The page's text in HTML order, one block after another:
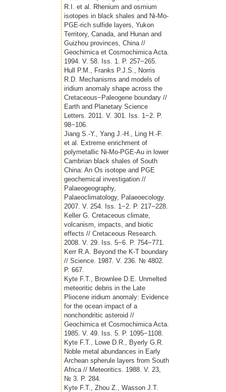
R.I. et al. Rhenium and osmium
isotopes in black shales and Ni-Mo-
PGE-rich sulfide layers, Yukon
Territory, Canada, and Hunan and
Guizhou provinces, China //
Geochimica et Cosmochimica Acta.
1994. V. 58. Iss. 1. P. 257−265.
Hull P.M., Franks P.J.S., Norris
R.D. Mechanisms and models of
iridium anomaly shape across the
Cretaceous−Paleogene boundary //
Earth and Planetary Science
Letters. 2011. V. 301. Iss. 1−2. P.
98−106.
Jiang S.-Y., Yang J.-H., Ling H.-F.
et al. Extreme enrichment of
polymetallic Ni-Mo-PGE-Au in lower
Cambrian black shales of South
China: An Os isotope and PGE
geochemical investigation //
Palaeogeography,
Palaeoclimatology, Palaeoecology.
2007. V. 254. Iss. 1−2. P. 217−228.
Keller G. Cretaceous climate,
volcanism, impacts, and biotic
effects // Cretaceous Research.
2008. V. 29. Iss. 5−6. P. 754−771.
Kerr R.A. Beyond the K-T boundary
// Science. 1987. V. 236. № 4802.
P. 667.
Kyte F.T., Brownlee D.E. Unmelted
meteoritic debris in the Late
Pliocene iridium anomaly: Evidence
for the ocean impact of a
nonchondritic asteroid //
Geochimica et Cosmochimica Acta.
1985. V. 49. Iss. 5. P. 1095−1108.
Kyte F.T., Lowe D.R., Byerly G.R.
Noble metal abundances in Early
Archean spherule layers from South
Africa // Meteoritics. 1988. V. 23,
№ 3. P. 284.
Kyte F.T., Zhou Z., Wasson J.T.